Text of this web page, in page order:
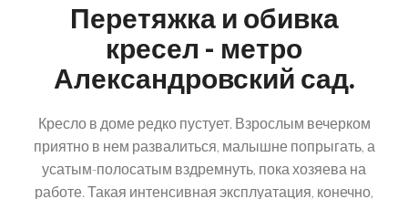
Перетяжка и обивка
кресел - метро
Александровский сад.
Кресло в доме редко пустует. Взрослым вечерком
приятно в нем развалиться, малышне попрыгать, а
усатым-полосатым вздремнуть, пока хозяева на
работе. Такая интенсивная эксплуатация, конечно,